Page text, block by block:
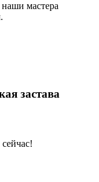
наши мастера
застава